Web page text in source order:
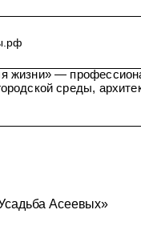
жизни» —
среды,
Асеевых»